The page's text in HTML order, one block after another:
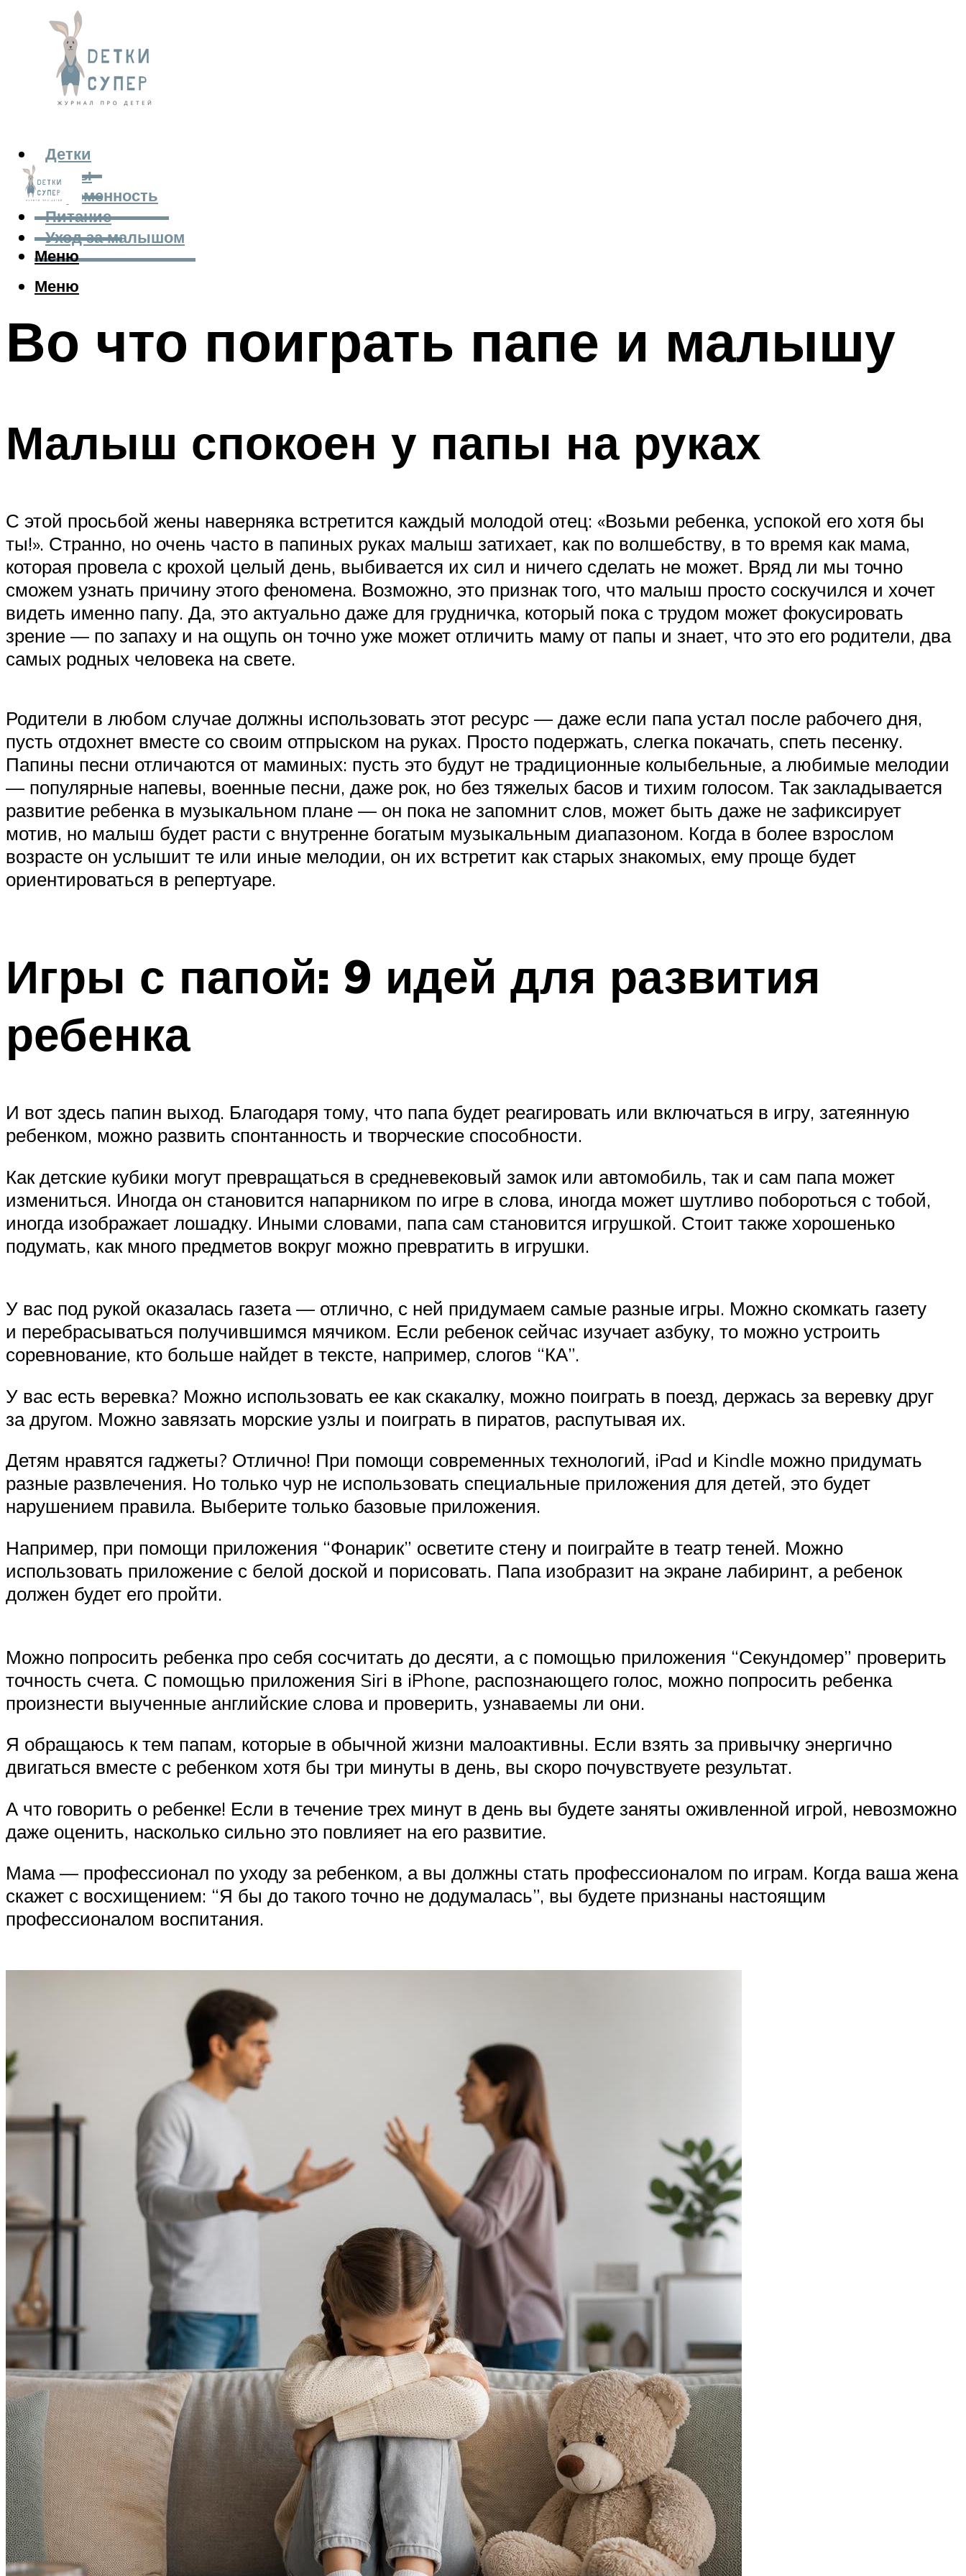
Детки
Мамы
Беременность
Питание
Уход за малышом
Меню
Меню
Во что поиграть папе и малышу
Малыш спокоен у папы на руках
С этой просьбой жены наверняка встретится каждый молодой отец: «Возьми ребенка, успокой его хотя бы
ты!». Странно, но очень часто в папиных руках малыш затихает, как по волшебству, в то время как мама,
которая провела с крохой целый день, выбивается их сил и ничего сделать не может. Вряд ли мы точно
сможем узнать причину этого феномена. Возможно, это признак того, что малыш просто соскучился и хочет
видеть именно папу. Да, это актуально даже для грудничка, который пока с трудом может фокусировать
зрение — по запаху и на ощупь он точно уже может отличить маму от папы и знает, что это его родители, два
самых родных человека на свете.
Родители в любом случае должны использовать этот ресурс — даже если папа устал после рабочего дня,
пусть отдохнет вместе со своим отпрыском на руках. Просто подержать, слегка покачать, спеть песенку.
Папины песни отличаются от маминых: пусть это будут не традиционные колыбельные, а любимые мелодии
— популярные напевы, военные песни, даже рок, но без тяжелых басов и тихим голосом. Так закладывается
развитие ребенка в музыкальном плане — он пока не запомнит слов, может быть даже не зафиксирует
мотив, но малыш будет расти с внутренне богатым музыкальным диапазоном. Когда в более взрослом
возрасте он услышит те или иные мелодии, он их встретит как старых знакомых, ему проще будет
ориентироваться в репертуаре.
Игры с папой: 9 идей для развития
ребенка
И вот здесь папин выход. Благодаря тому, что папа будет реагировать или включаться в игру, затеянную
ребенком, можно развить спонтанность и творческие способности.
Как детские кубики могут превращаться в средневековый замок или автомобиль, так и сам папа может
измениться. Иногда он становится напарником по игре в слова, иногда может шутливо побороться с тобой,
иногда изображает лошадку. Иными словами, папа сам становится игрушкой. Стоит также хорошенько
подумать, как много предметов вокруг можно превратить в игрушки.
У вас под рукой оказалась газета — отлично, с ней придумаем самые разные игры. Можно скомкать газету
и перебрасываться получившимся мячиком. Если ребенок сейчас изучает азбуку, то можно устроить
соревнование, кто больше найдет в тексте, например, слогов “КА”.
У вас есть веревка? Можно использовать ее как скакалку, можно поиграть в поезд, держась за веревку друг
за другом. Можно завязать морские узлы и поиграть в пиратов, распутывая их.
Детям нравятся гаджеты? Отлично! При помощи современных технологий, iPad и Kindle можно придумать
разные развлечения. Но только чур не использовать специальные приложения для детей, это будет
нарушением правила. Выберите только базовые приложения.
Например, при помощи приложения “Фонарик” осветите стену и поиграйте в театр теней. Можно
использовать приложение с белой доской и порисовать. Папа изобразит на экране лабиринт, а ребенок
должен будет его пройти.
Можно попросить ребенка про себя сосчитать до десяти, а с помощью приложения “Секундомер” проверить
точность счета. С помощью приложения Siri в iPhone, распознающего голос, можно попросить ребенка
произнести выученные английские слова и проверить, узнаваемы ли они.
Я обращаюсь к тем папам, которые в обычной жизни малоактивны. Если взять за привычку энергично
двигаться вместе с ребенком хотя бы три минуты в день, вы скоро почувствуете результат.
А что говорить о ребенке! Если в течение трех минут в день вы будете заняты оживленной игрой, невозможно
даже оценить, насколько сильно это повлияет на его развитие.
Мама — профессионал по уходу за ребенком, а вы должны стать профессионалом по играм. Когда ваша жена
скажет с восхищением: “Я бы до такого точно не додумалась”, вы будете признаны настоящим
профессионалом воспитания.